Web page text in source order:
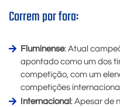
Correm por fora:
Fluminense: Atual
apontado como um dos
competição, com um
competições
Internacional : Apesar de